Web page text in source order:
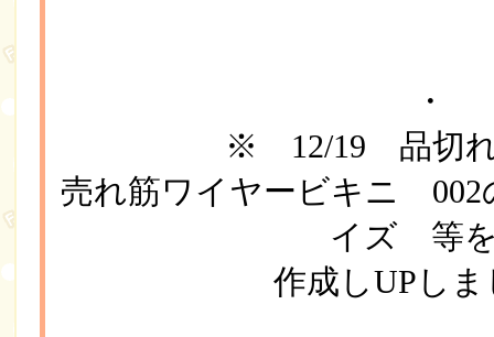
・
※ 12/19 品切れ
売れ筋ワイヤービキニ
イズ 等
作成しUPし